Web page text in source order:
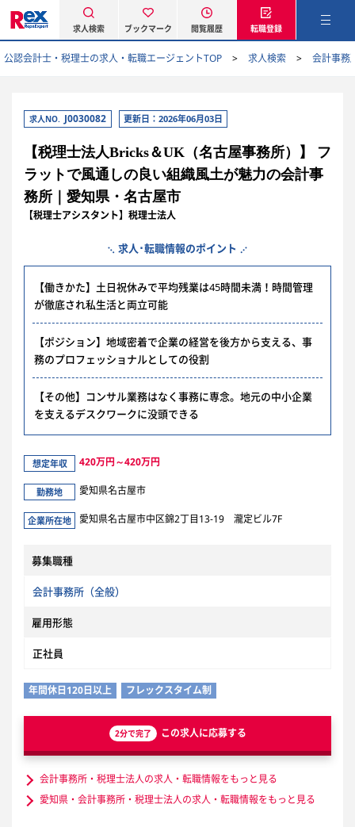
求人検索 ブックマーク 閲覧履歴 転職登録
公認会計士・税理士の求人・転職エージェントTOP 求人検索 会計事務
求人NO. J0030082 更新日：2026年06月03日
【税理士法人Bricks＆UK（名古屋事務所）】 フ
ラットで風通しの良い組織風土が魅力の会計事
務所｜愛知県・名古屋市
【税理士アシスタント】税理士法人
求人･転職情報のポイント
【働きかた】土日祝休みで平均残業は45時間未満！時間管理
が徹底され私生活と両立可能
【ポジション】地域密着で企業の経営を後方から支える、事
務のプロフェッショナルとしての役割
【その他】コンサル業務はなく事務に専念。地元の中小企業
を支えるデスクワークに没頭できる
想定年収 420万円～420万円
勤務地 愛知県名古屋市
企業所在地 愛知県名古屋市中区錦2丁目13-19 瀧定ビル7F
募集職種
会計事務所（全般）
雇用形態
正社員
年間休日120日以上 フレックスタイム制
2分で完了 この求人に応募する
会計事務所・税理士法人の求人・転職情報をもっと見る
愛知県・会計事務所・税理士法人の求人・転職情報をもっと見る